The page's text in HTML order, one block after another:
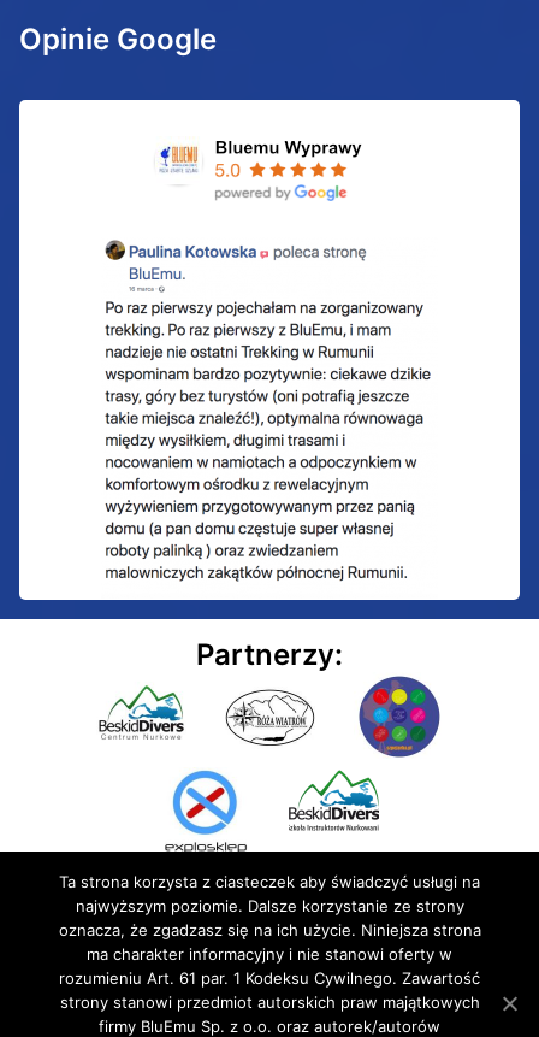
Opinie Google
Partnerzy:
© 2020 BluEmu sp. z o.o. Wszelkie prawa zastrzeżone
Ta strona korzysta z ciasteczek aby świadczyć usługi na
najwyższym poziomie. Dalsze korzystanie ze strony
oznacza, że zgadzasz się na ich użycie. Niniejsza strona
ma charakter informacyjny i nie stanowi oferty w
rozumieniu Art. 61 par. 1 Kodeksu Cywilnego. Zawartość
strony stanowi przedmiot autorskich praw majątkowych
firmy BluEmu Sp. z o.o. oraz autorek/autorów